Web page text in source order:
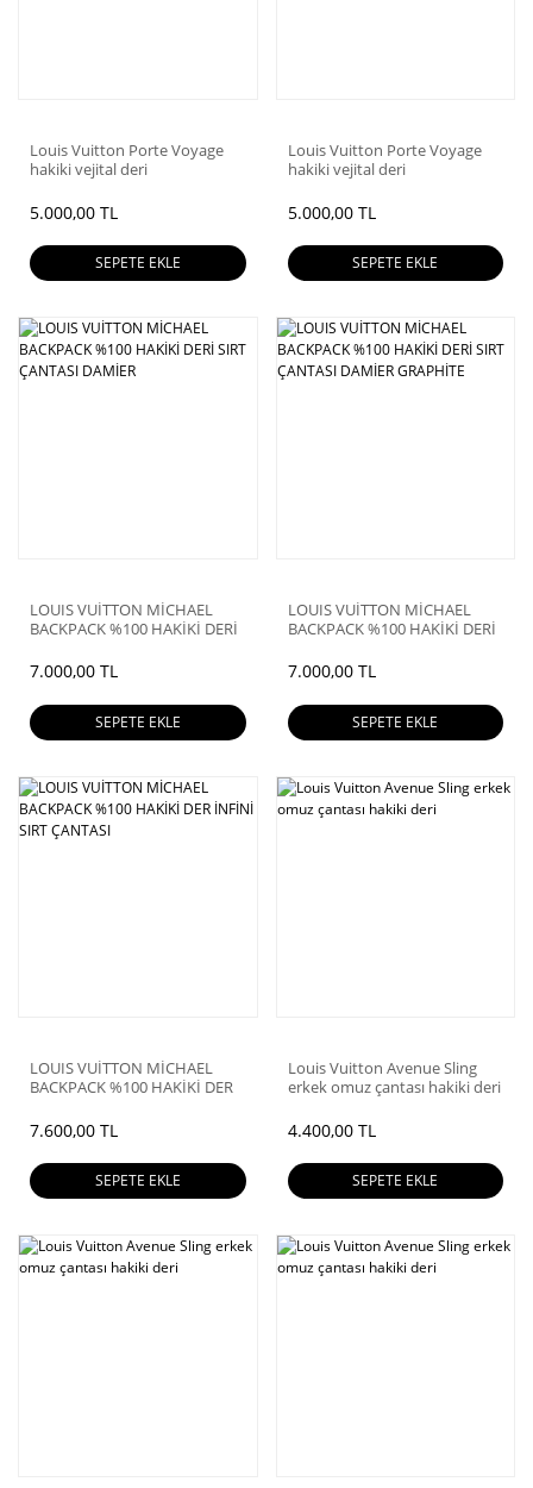
Louis Vuitton Porte Voyage
hakiki vejital deri
5.000,00 TL
SEPETE EKLE
Louis Vuitton Porte Voyage
hakiki vejital deri
5.000,00 TL
SEPETE EKLE
LOUIS VUİTTON MİCHAEL
BACKPACK %100 HAKİKİ DERİ
7.000,00 TL
SEPETE EKLE
LOUIS VUİTTON MİCHAEL
BACKPACK %100 HAKİKİ DERİ
GRAPHİTE
7.000,00 TL
SEPETE EKLE
LOUIS VUİTTON MİCHAEL
BACKPACK %100 HAKİKİ DER
7.600,00 TL
SEPETE EKLE
Louis Vuitton Avenue Sling
erkek omuz çantası hakiki deri
4.400,00 TL
SEPETE EKLE